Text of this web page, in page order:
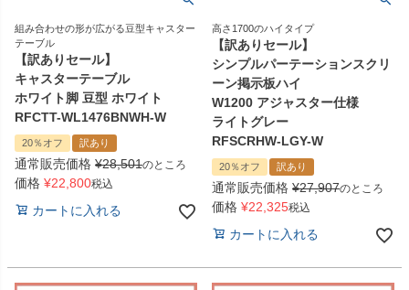
組み合わせの形が広がる豆型キャスター
テーブル
【訳ありセール】
キャスターテーブル
ホワイト脚 豆型 ホワイト
RFCTT-WL1476BNWH-W
20％オフ 訳あり
通常販売価格 ¥28,501のところ
価格 ¥22,800税込
カートに入れる
高さ1700のハイタイプ
【訳ありセール】
シンプルパーテーションスクリ
ーン掲示板ハイ
W1200 アジャスター仕様
ライトグレー
RFSCRHW-LGY-W
20％オフ 訳あり
通常販売価格 ¥27,907のところ
価格 ¥22,325税込
カートに入れる